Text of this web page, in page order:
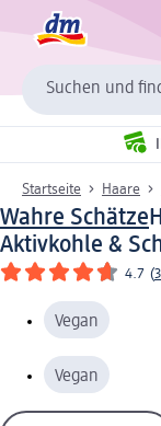
Suchen und
Startseite Haare
Wahre Schätze
Aktivkohle &
4.7 (
Vegan
Vegan